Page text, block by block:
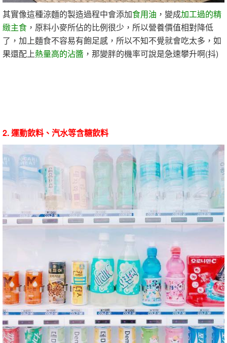
其實像這種涼麵的製造過程中會添加食用油 ，變成加工過的精
緻主食 ，原料小麥所佔的比例很少，所以營養價值相對降低
了，加上麵食不容易有飽足感，所以不知不覺就會吃太多，如
果還配上熱量高的沾醬 ，那變胖的機率可說是急速攀升啊(抖)
2. 運動飲料、汽水等含糖飲料